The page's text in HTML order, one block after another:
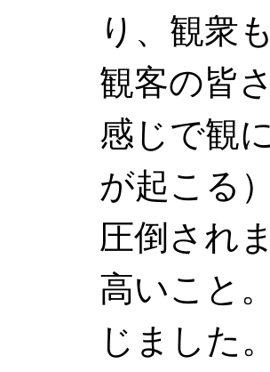
り、観衆
観客の皆
感じで観
が起こる
圧倒され
高いこと
じました